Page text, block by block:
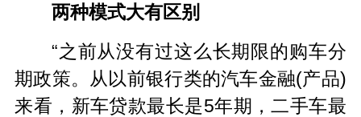
两种模式大有区别
“之前从没有过这么长期限的购车分
期政策。从以前银行类的汽车金融(产品)
来看，新车贷款最长是5年期，二手车最